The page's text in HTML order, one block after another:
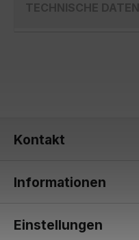
TECHNISCHE DATEN
Kontakt
Informationen
Einstellungen